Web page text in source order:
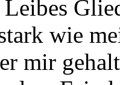
wie
mir